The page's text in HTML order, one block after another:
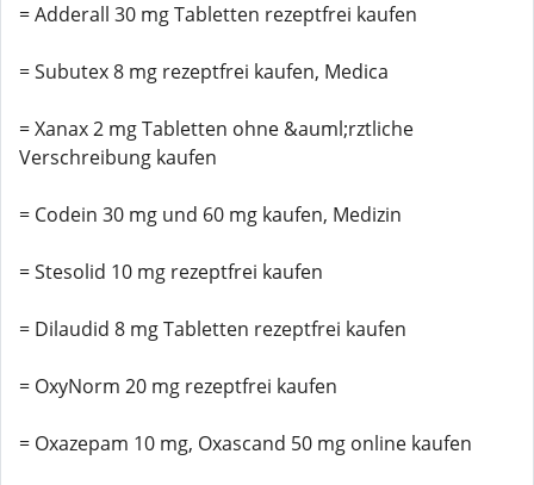
= Adderall 30 mg Tabletten rezeptfrei kaufen
= Subutex 8 mg rezeptfrei kaufen, Medica
= Xanax 2 mg Tabletten ohne &auml;rztliche
Verschreibung kaufen
= Codein 30 mg und 60 mg kaufen, Medizin
= Stesolid 10 mg rezeptfrei kaufen
= Dilaudid 8 mg Tabletten rezeptfrei kaufen
= OxyNorm 20 mg rezeptfrei kaufen
= Oxazepam 10 mg, Oxascand 50 mg online kaufen